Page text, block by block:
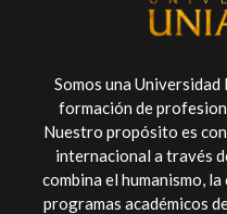
Somos una
formación de
Nuestro propósito es
internacional a través
combina el humanismo,
programas académicos